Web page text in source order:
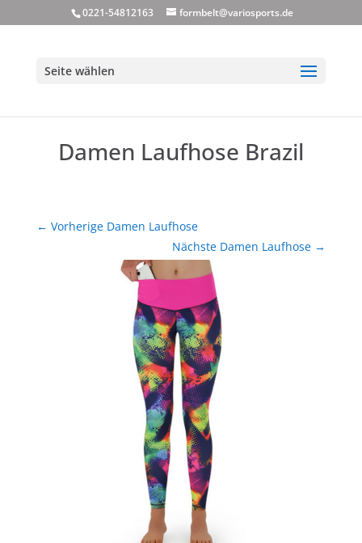
0221-54812163 formbelt@variosports.de
Seite wählen
Damen Laufhose Brazil
← Vorherige Damen Laufhose
Nächste Damen Laufhose →